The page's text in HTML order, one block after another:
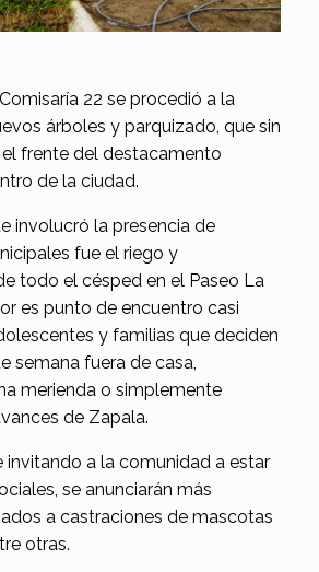
22 se procedió a la
árboles y parquizado, que sin
frente del destacamento
de la ciudad.
involucró la presencia de
fue el riego y
todo el césped en el Paseo La
es punto de encuentro casi
y familias que deciden
semana fuera de casa,
merienda o simplemente
de Zapala.
invitando a la comunidad a estar
se anunciarán más
a castraciones de mascotas
otras.